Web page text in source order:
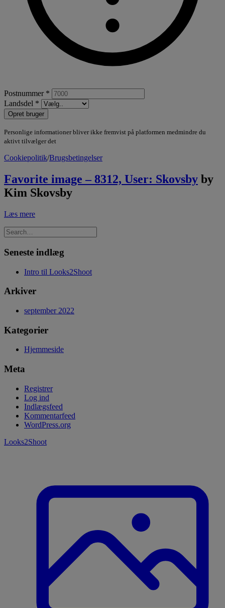
Postnummer *
Landsdel *
Opret bruger
Personlige informationer bliver ikke fremvist på platformen medmindre du
aktivt tilvælger det
Cookiepolitik/Brugsbetingelser
Favorite image – 8312, User: Skovsby by
Kim Skovsby
Læs mere
Seneste indlæg
Intro til Looks2Shoot
Arkiver
september 2022
Kategorier
Hjemmeside
Meta
Registrer
Log ind
Indlægsfeed
Kommentarfeed
WordPress.org
Looks2Shoot